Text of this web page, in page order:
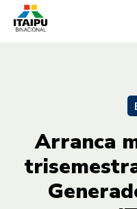
Arranca